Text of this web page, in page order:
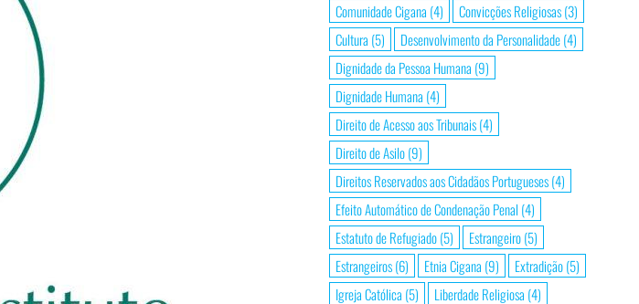
Comunidade Cigana (4) Convicções Religiosas(3)
Cultura (5) Desenvolvimento da Personalidade(4)
Dignidade da Pessoa Humana (9)
Dignidade Humana (4)
Direito de Acesso aos Tribunais(4)
Direito de Asilo(9)
Direitos Reservados aos Cidadãos Portugueses(4)
Efeito Automático de Condenação Penal (4)
Estatuto de Refugiado(5) Estrangeiro(5)
Estrangeiros(6) Etnia Cigana (9) Extradição(5)
Igreja Católica (5) Liberdade Religiosa (4)